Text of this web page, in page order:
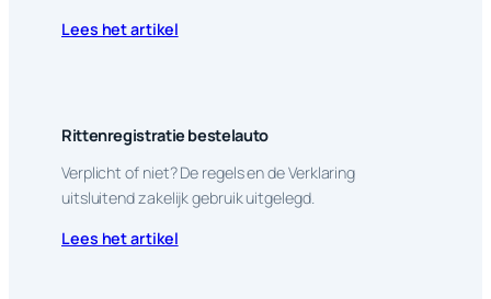
Lees het artikel
Rittenregistratie bestelauto
Verplicht of niet? De regels en de Verklaring
uitsluitend zakelijk gebruik uitgelegd.
Lees het artikel